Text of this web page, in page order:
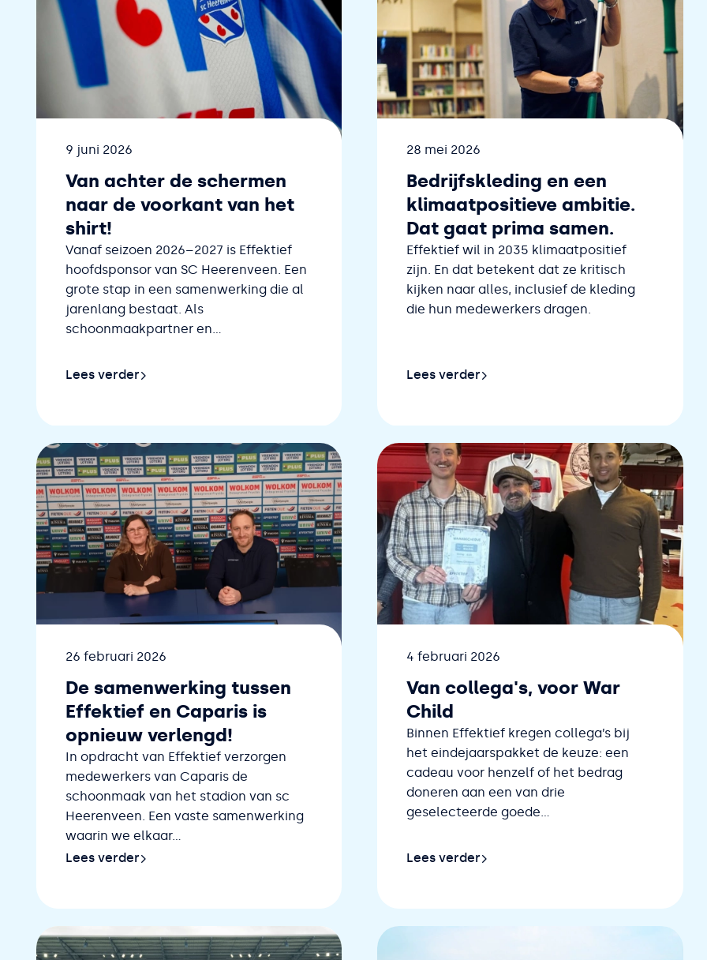
Van achter de schermen
naar de voorkant van het
shirt!
Datum
9 juni 2026
Vanaf seizoen 2026–2027 is Effektief
hoofdsponsor van SC Heerenveen. Een
grote stap in een samenwerking die al
jarenlang bestaat. Als
schoonmaakpartner en...
Lees verder
Lees verder over Van achter de schermen naar de voorkant van het shirt!
Bedrijfskleding en een
klimaatpositieve ambitie.
Dat gaat prima samen.
Datum
28 mei 2026
Effektief wil in 2035 klimaatpositief
zijn. En dat betekent dat ze kritisch
kijken naar alles, inclusief de kleding
die hun medewerkers dragen.
Lees verder
Lees verder over Bedrijfskleding en een
De samenwerking tussen
Effektief en Caparis is
opnieuw verlengd!
Datum
26 februari 2026
In opdracht van Effektief verzorgen
medewerkers van Caparis de
schoonmaak van het stadion van sc
Heerenveen. Een vaste samenwerking
waarin we elkaar...
Lees verder
Lees verder over De samenwerking tussen Effektief en Caparis is opnieuw verlengd!
Van collega's, voor War
Child
Datum
4 februari 2026
Binnen Effektief kregen collega’s bij
het eindejaarspakket de keuze: een
cadeau voor henzelf of het bedrag
doneren aan een van drie
geselecteerde goede...
Lees verder
Lees verder over Van collega's, voor War Child